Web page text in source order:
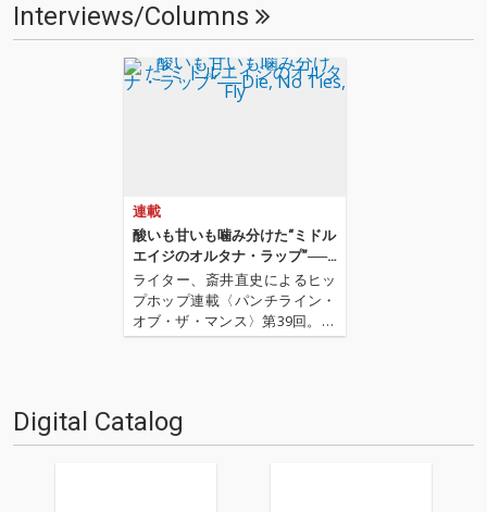
Interviews/Columns
連載
酸いも甘いも噛み分けた“ミドル
エイジのオルタナ・ラップ”──D
ie, No Ties, Fly
ライター、斎井直史によるヒッ
プホップ連載〈パンチライン・
オブ・ザ・マンス〉第39回。20
24年2月で7年目を迎えたこの連
回は2020年解散してしまったCI
RRRCLEの…
Digital Catalog